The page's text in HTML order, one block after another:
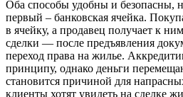
Оба способы удобны и безопасны,
первый – банковская ячейка.
в ячейку, а продавец получает к
сделки — после предъявления
переход права на жилье.
принципу, однако деньги
становится причиной для
клиенты хотят увидеть на сделке